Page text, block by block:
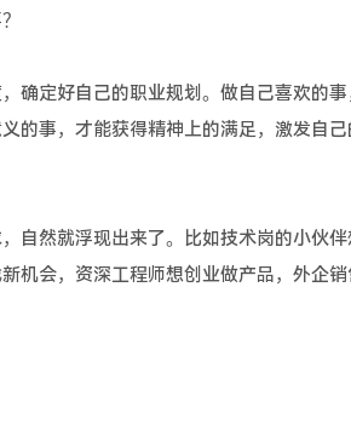
定好自己的职业规划。做自己喜欢的事
的事，才能获得精神上的满足，激发自己
然就浮现出来了。比如技术岗的小伙伴
机会，资深工程师想创业做产品，外企